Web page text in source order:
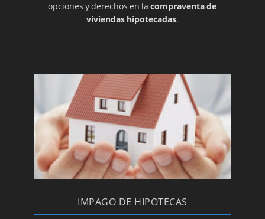
opciones y derechos en lacompraventa de
viviendas hipotecadas.
IMPAGO DE HIPOTECAS